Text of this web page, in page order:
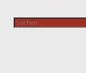
Suchen
nach: